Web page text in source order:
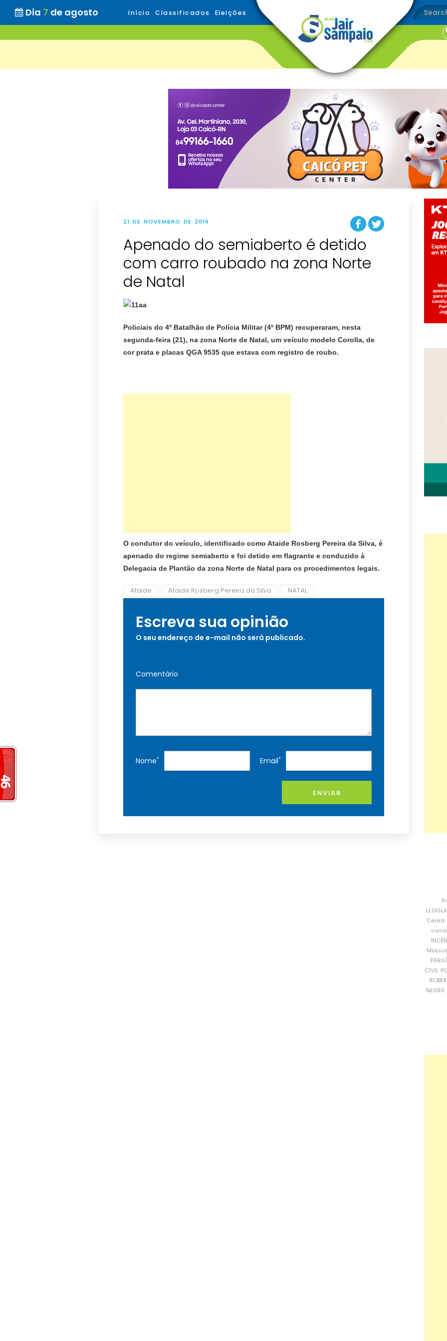
Dia 7 de agosto Início Classificados Eleições
21 DE NOVEMBRO DE 2016
Apenado do semiaberto é detido
com carro roubado na zona Norte
de Natal
Policiais do 4º Batalhão de Polícia Militar (4º BPM) recuperaram, nesta
segunda-feira (21), na zona Norte de Natal, um veículo modelo Corolla, de
cor prata e placas QGA 9535 que estava com registro de roubo.
O condutor do veículo, identificado como Ataide Rosberg Pereira da Silva, é
apenado do regime semiaberto e foi detido em flagrante e conduzido à
Delegacia de Plantão da zona Norte de Natal para os procedimentos legais.
Ataide Ataide Rosberg Pereira da Silva NATAL
Escreva sua opinião
O seu endereço de e-mail não será publicado.
Comentário
Nome* Email*
ENVIAR
Ceará
CIVIL
NEGRA